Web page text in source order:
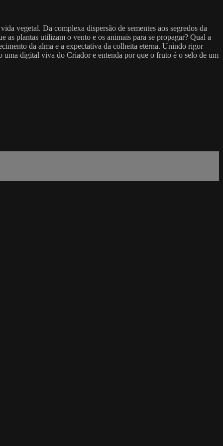
vegetal. Da complexa dispersão de sementes aos segredos da
as plantas utilizam o vento e os animais para se propagar? Qual a
da alma e a expectativa da colheita eterna. Unindo rigor
digital viva do Criador e entenda por que o fruto é o selo de um